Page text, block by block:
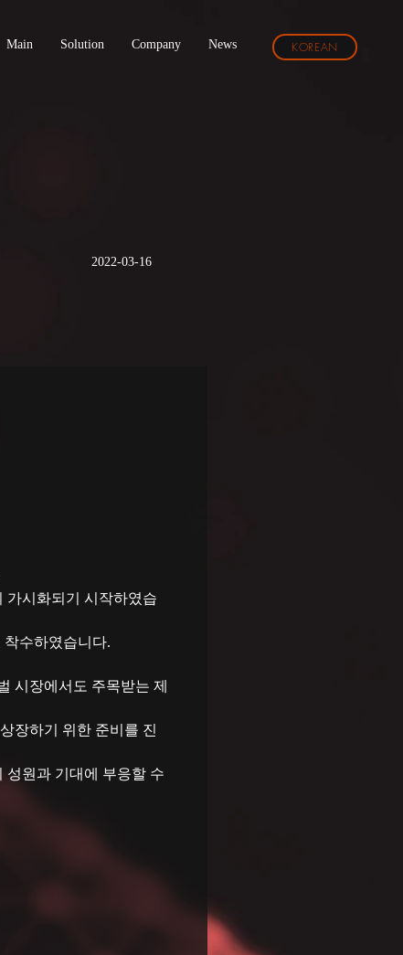
Main Solution Company News KOREAN
2022-03-16
가시화되기 시작하였습
수하였습니다.
시장에서도 주목받는 제
장하기 위한 준비를 진
성원과 기대에 부응할 수